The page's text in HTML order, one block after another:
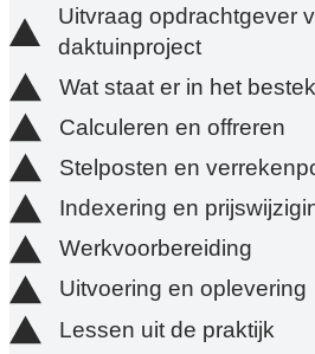
Uitvraag opdrachtgever
daktuinproject
Wat staat er in het bestek
Calculeren en offreren
Stelposten en
Indexering en
Werkvoorbereiding
Uitvoering en oplevering
Lessen uit de praktijk